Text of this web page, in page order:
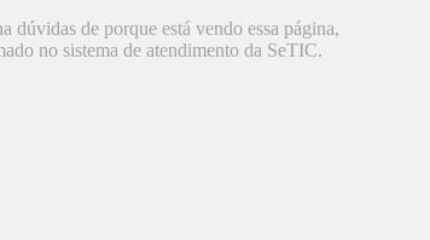
dúvidas de porque está vendo essa página,
no sistema de atendimento da SeTIC.